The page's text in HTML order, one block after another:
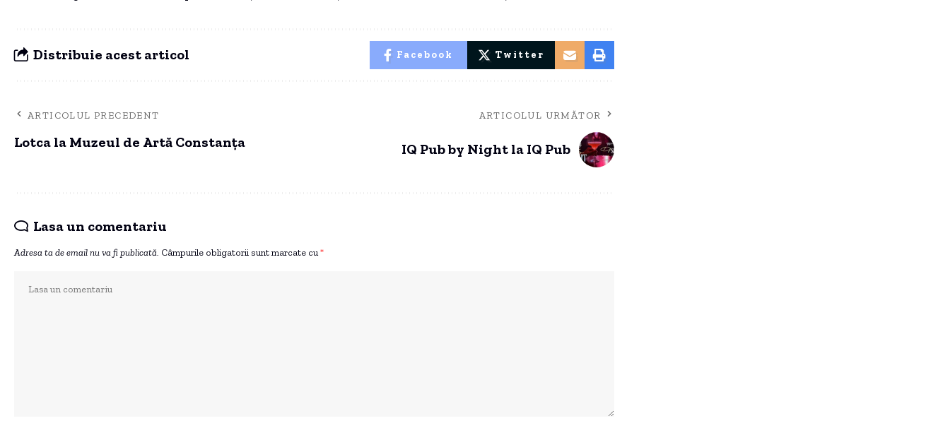
Distribuie acest articol Facebook Twitter
ARTICOLUL PRECEDENT
Lotca la Muzeul de Artă Constanța
ARTICOLUL URMĂTOR
IQ Pub by Night la IQ Pub
Lasa un comentariu
Adresa ta de email nu va fi publicată. Câmpurile obligatorii sunt marcate cu *